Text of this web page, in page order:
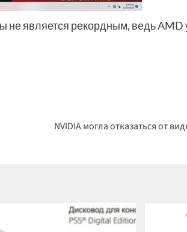
не является рекордным, ведь AMD
NVIDIA могла отказаться от